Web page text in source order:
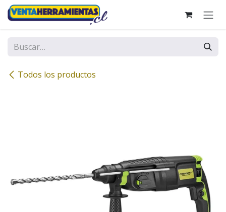
Ir al contenido
Todos los productos